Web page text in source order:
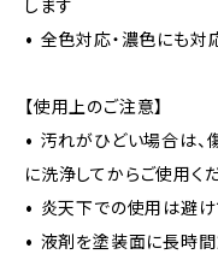
します
• 全色対応・濃色にも対
【使用上のご注意】
• 汚れがひどい場合は、
に洗浄してからご使用く
• 炎天下での使用は避け
• 液剤を塗装面に長時間